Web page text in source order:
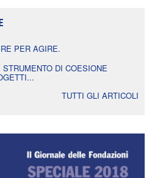
PER AGIRE.
DI COESIONE
TUTTI GLI ARTICOLI